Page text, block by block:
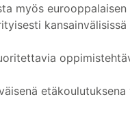
myös eurooppalaisen